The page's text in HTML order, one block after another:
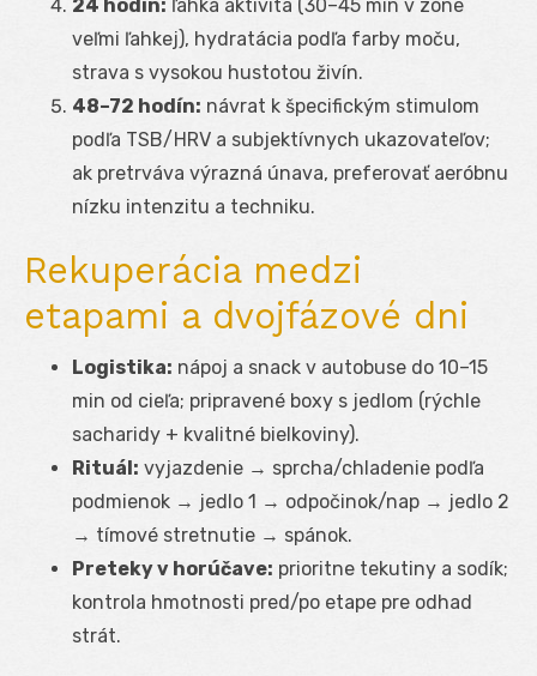
24 hodín: ľahká aktivita (30–45 min v zóne
veľmi ľahkej), hydratácia podľa farby moču,
strava s vysokou hustotou živín.
48–72 hodín: návrat k špecifickým stimulom
podľa TSB/HRV a subjektívnych ukazovateľov;
ak pretrváva výrazná únava, preferovať aeróbnu
nízku intenzitu a techniku.
Rekuperácia medzi
etapami a dvojfázové dni
Logistika: nápoj a snack v autobuse do 10–15
min od cieľa; pripravené boxy s jedlom (rýchle
sacharidy + kvalitné bielkoviny).
Rituál: vyjazdenie → sprcha/chladenie podľa
podmienok → jedlo 1 → odpočinok/nap → jedlo 2
→ tímové stretnutie → spánok.
Preteky v horúčave: prioritne tekutiny a sodík;
kontrola hmotnosti pred/po etape pre odhad
strát.